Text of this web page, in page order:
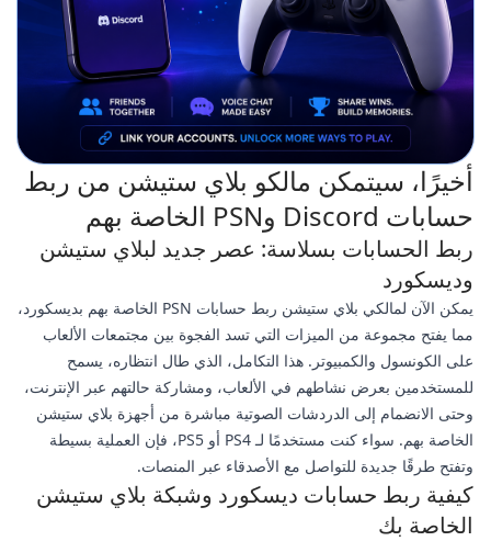
أخيرًا، سيتمكن مالكو بلاي ستيشن من ربط
حسابات Discord وPSN الخاصة بهم
ربط الحسابات بسلاسة: عصر جديد لبلاي ستيشن
وديسكورد
يمكن الآن لمالكي بلاي ستيشن ربط حسابات PSN الخاصة بهم بديسكورد،
مما يفتح مجموعة من الميزات التي تسد الفجوة بين مجتمعات الألعاب
على الكونسول والكمبيوتر. هذا التكامل، الذي طال انتظاره، يسمح
للمستخدمين بعرض نشاطهم في الألعاب، ومشاركة حالتهم عبر الإنترنت،
وحتى الانضمام إلى الدردشات الصوتية مباشرة من أجهزة بلاي ستيشن
الخاصة بهم. سواء كنت مستخدمًا لـ PS4 أو PS5، فإن العملية بسيطة
وتفتح طرقًا جديدة للتواصل مع الأصدقاء عبر المنصات.
كيفية ربط حسابات ديسكورد وشبكة بلاي ستيشن
الخاصة بك